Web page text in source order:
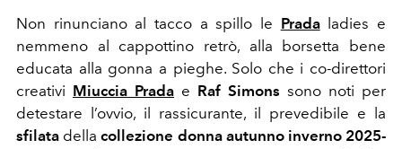
Non rinunciano al tacco a spillo le Pradaladies e
nemmeno al cappottino retrò, alla borsetta bene
educata alla gonna a pieghe. Solo che i co-direttori
creativi Miuccia Prada e Raf Simons sono noti per
detestare l’ovvio, il rassicurante, il prevedibile e la
sfilata dellacollezione donna autunno inverno 2025-